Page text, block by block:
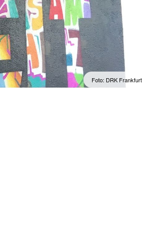
Rumänien
Offene Werkstatt
Regelmäßige Angebote
Foto: DRK Frankfurt